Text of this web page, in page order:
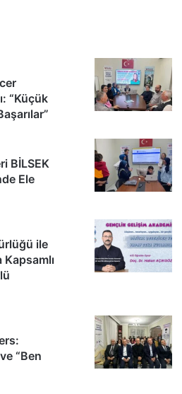
Buluştu
“Küçük
BİLSEK
Ele
ile
Kapsamlı
“Ben